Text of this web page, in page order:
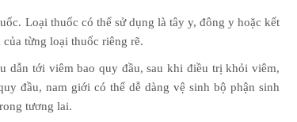
Loại thuốc có thể sử dụng là tây y, đông y hoặc kết
từng loại thuốc riêng rẽ.
dẫn tới viêm bao quy đầu, sau khi điều trị khỏi viêm,
đầu, nam giới có thể dễ dàng vệ sinh bộ phận sinh
tương lai.